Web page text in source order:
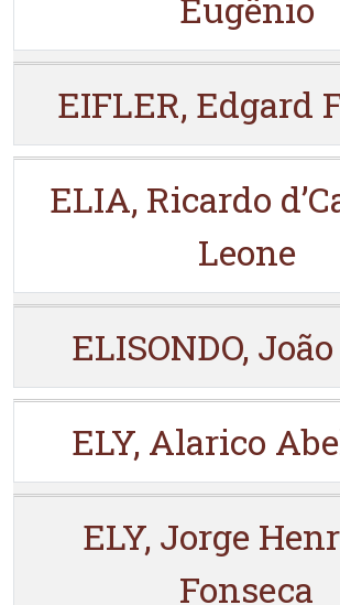
EIFLER, Edgard
ELIA, Ricardo
Leone
ELISONDO,
ELY, Alarico
ELY, Jorge
Fonseca